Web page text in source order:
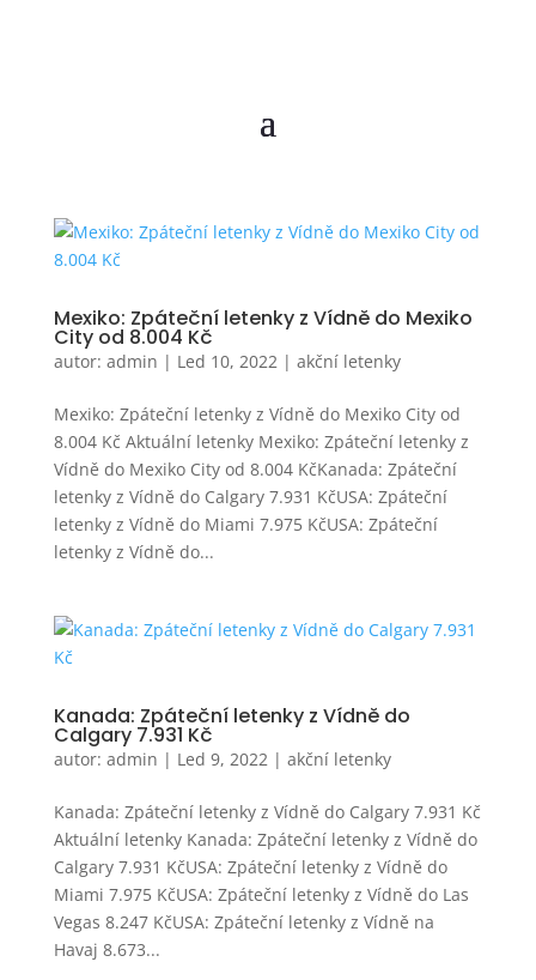
Mexiko: Zpáteční letenky z Vídně do Mexiko
City od 8.004 Kč
autor: admin | Led 10, 2022| akční letenky
Mexiko: Zpáteční letenky z Vídně do Mexiko City od
8.004 Kč Aktuální letenky Mexiko: Zpáteční letenky z
Vídně do Mexiko City od 8.004 KčKanada: Zpáteční
letenky z Vídně do Calgary 7.931 KčUSA: Zpáteční
letenky z Vídně do Miami 7.975 KčUSA: Zpáteční
letenky z Vídně do...
Kanada: Zpáteční letenky z Vídně do
Calgary 7.931 Kč
autor: admin | Led 9, 2022| akční letenky
Kanada: Zpáteční letenky z Vídně do Calgary 7.931 Kč
Aktuální letenky Kanada: Zpáteční letenky z Vídně do
Calgary 7.931 KčUSA: Zpáteční letenky z Vídně do
Miami 7.975 KčUSA: Zpáteční letenky z Vídně do Las
Vegas 8.247 KčUSA: Zpáteční letenky z Vídně na
Havaj 8.673...